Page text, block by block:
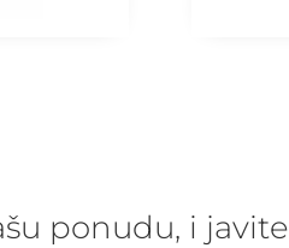
ponudu, i javite